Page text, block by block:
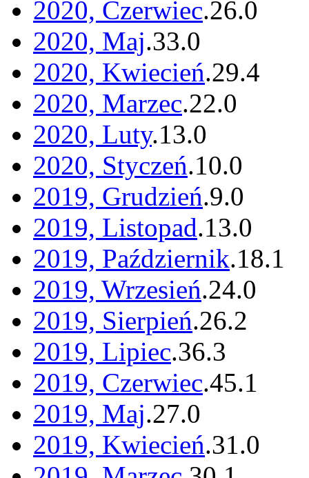
2020, Czerwiec.26.0
2020, Maj.33.0
2020, Kwiecień.29.4
2020, Marzec.22.0
2020, Luty.13.0
2020, Styczeń.10.0
2019, Grudzień.9.0
2019, Listopad.13.0
2019, Październik.18.1
2019, Wrzesień.24.0
2019, Sierpień.26.2
2019, Lipiec.36.3
2019, Czerwiec.45.1
2019, Maj.27.0
2019, Kwiecień.31.0